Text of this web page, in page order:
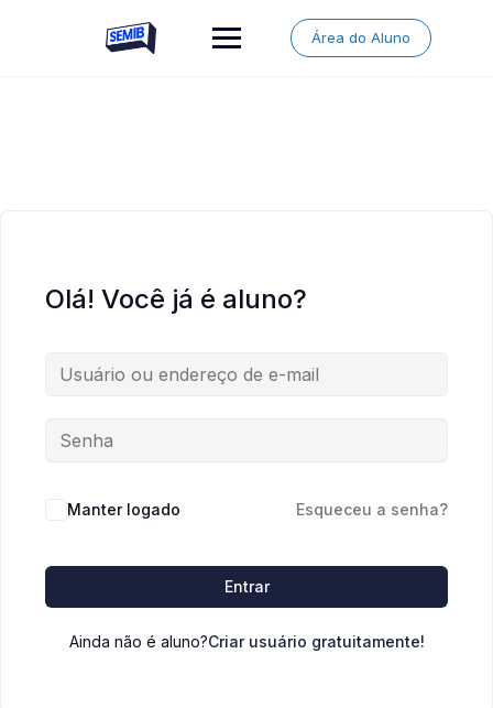
Área do Aluno
Olá! Você já é aluno?
Manter logado Esqueceu a senha?
Entrar
Ainda não é aluno?Criar usuário gratuitamente!